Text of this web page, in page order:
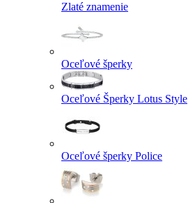
Zlaté znamenie
Oceľové šperky
Oceľové Šperky Lotus Style
Oceľové šperky Police